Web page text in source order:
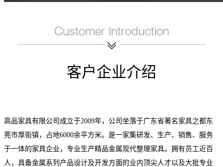
客户企业介绍
高品家具有限公司成立于2009年，公司坐落于广东省著名家具之都东
莞市厚街镇，占地6000余平方米。是一家集研发、生产、销售、服务
于一体的家具企业，专业生产精品金属现代整理家具。拥有员工近百
人，具备金属系列产品设计及开发方面的业内顶尖人才以及大批专业